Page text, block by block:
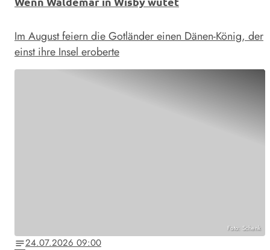
Im August feiern die Gotländer einen Dänen-König, der
einst ihre Insel eroberte
Foto: Schenk
notes24.07.2026 09:00